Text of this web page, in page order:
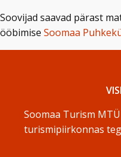
Soovijad saavad pärast
ööbimise Soomaa
Soomaa Turism
turismipiirkonnas